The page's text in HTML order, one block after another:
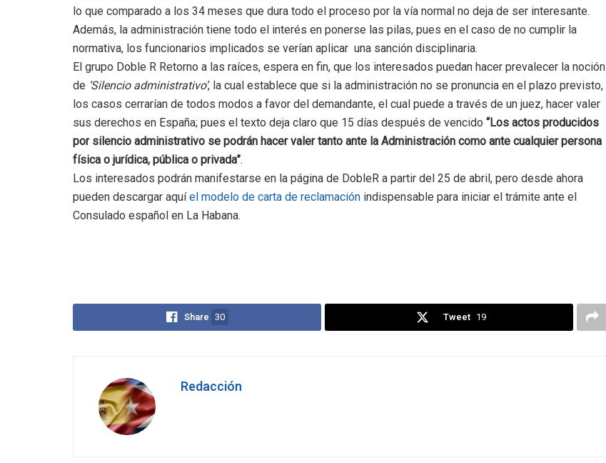
lo que comparado a los 34 meses que dura todo el proceso por la vía normal no deja de ser interesante.
Además, la administración tiene todo el interés en ponerse las pilas, pues en el caso de no cumplir la
normativa, los funcionarios implicados se verían aplicar una sanción disciplinaria.
El grupo Doble R Retorno a las raíces, espera en fin, que los interesados puedan hacer prevalecer la noción
de ‘Silencio administrativo’, la cual establece que si la administración no se pronuncia en el plazo previsto,
los casos cerrarían de todos modos a favor del demandante, el cual puede a través de un juez, hacer valer
sus derechos en España; pues el texto deja claro que 15 días después de vencido “Los actos producidos
por silencio administrativo se podrán hacer valer tanto ante la Administración como ante cualquier persona
física o jurídica, pública o privada”.
Los interesados podrán manifestarse en la página de DobleR a partir del 25 de abril, pero desde ahora
pueden descargar aquíel modelo de carta de reclamación indispensable para iniciar el trámite ante el
Consulado español en La Habana.
Share 30 Tweet 19
Redacción